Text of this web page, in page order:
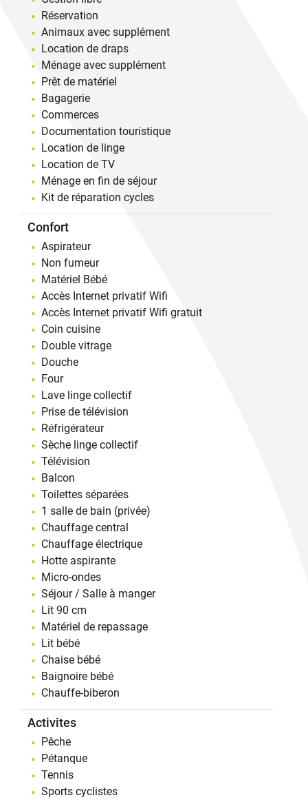
Réservation
Animaux avec supplément
Location de draps
Ménage avec supplément
Prêt de matériel
Bagagerie
Commerces
Documentation touristique
Location de linge
Location de TV
Ménage en fin de séjour
Kit de réparation cycles
Confort
Aspirateur
Non fumeur
Matériel Bébé
Accès Internet privatif Wifi
Accès Internet privatif Wifi gratuit
Coin cuisine
Double vitrage
Douche
Four
Lave linge collectif
Prise de télévision
Réfrigérateur
Sèche linge collectif
Télévision
Balcon
Toilettes séparées
1 salle de bain (privée)
Chauffage central
Chauffage électrique
Hotte aspirante
Micro-ondes
Séjour / Salle à manger
Lit 90 cm
Matériel de repassage
Lit bébé
Chaise bébé
Baignoire bébé
Chauffe-biberon
Activites
Pêche
Pétanque
Tennis
Sports cyclistes